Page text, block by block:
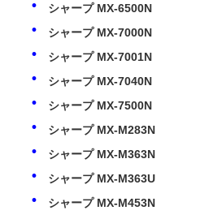
キヤノン トナーチップ
ブラザー・トナー・チップ
ミノルタトナーチップ
シャープ MX-6500N
シャープ MX-7000N
シャープ MX-7001N
シャープ MX-7040N
シャープ MX-7500N
シャープ MX-M283N
シャープ MX-M363N
シャープ MX-M363U
シャープ MX-M453N